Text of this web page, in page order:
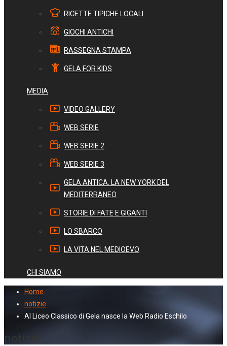
RICETTE TIPICHE LOCALI
GIOCHI ANTICHI
RASSEGNA STAMPA
GELA FOR KIDS
MEDIA
VIDEO GALLERY
WEB SERIE
WEB SERIE 2
WEB SERIE 3
GELA ANTICA. LA NEW YORK DEL
MEDITERRANEO
STORIE DI FATE E GIGANTI
LO SBARCO
LA VITA NEL MEDIOEVO
CHI SIAMO
Home
notizie
Al Liceo Classico di Gela nasce la Web Radio Eschilo
notizie